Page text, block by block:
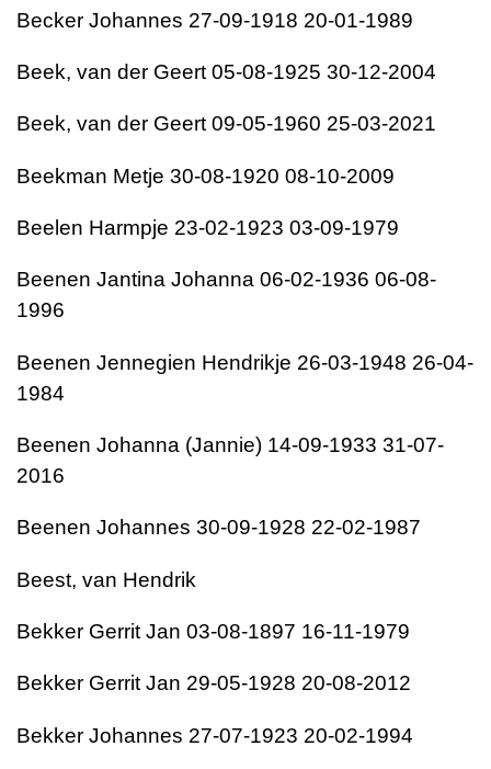
Becker Johannes 27-09-1918 20-01-1989
Beek, van der Geert 05-08-1925 30-12-2004
Beek, van der Geert09-05-1960 25-03-2021
Beekman Metje 30-08-1920 08-10-2009
Beelen Harmpje 23-02-1923 03-09-1979
Beenen Jantina Johanna 06-02-1936 06-08-
1996
Beenen Jennegien Hendrikje 26-03-1948 26-04-
1984
Beenen Johanna (Jannie) 14-09-1933 31-07-
2016
Beenen Johannes 30-09-1928 22-02-1987
Beest, van Hendrik
Bekker Gerrit Jan 03-08-1897 16-11-1979
Bekker Gerrit Jan 29-05-1928 20-08-2012
Bekker Johannes 27-07-1923 20-02-1994